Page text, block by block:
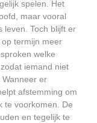
spelen. Het
maar vooral
leven. Toch blijft er
termijn meer
welke
iemand niet
er
afstemming om
te voorkomen. De
en tegelijk te